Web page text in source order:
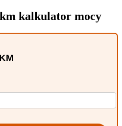
kalkulator mocy